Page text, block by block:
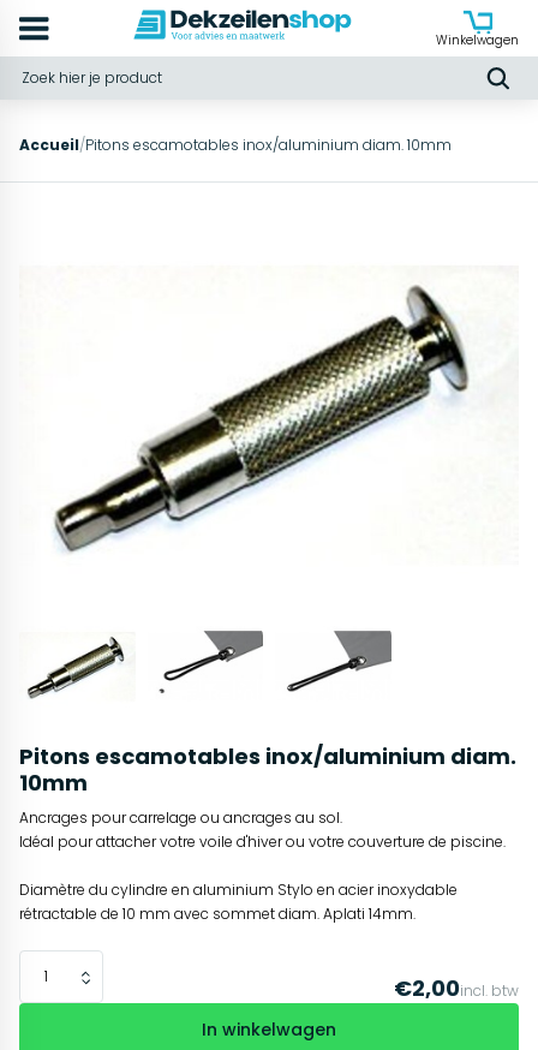
Winkelwagen
Accueil/Pitons escamotables inox/aluminium diam. 10mm
Pitons escamotables inox/aluminium diam.
10mm
Ancrages pour carrelage ou ancrages au sol.
Idéal pour attacher votre voile d'hiver ou votre couverture de piscine.
Diamètre du cylindre en aluminium Stylo en acier inoxydable
rétractable de 10 mm avec sommet diam. Aplati 14mm.
€2,00incl. btw
In winkelwagen